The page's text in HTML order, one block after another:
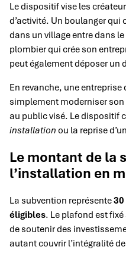
Le dispositif vise les
d’activité. Un boulanger qui
dans un village entre dans
plombier qui crée son
peut également déposer un
En revanche, une
simplement moderniser
au public visé. Le dispositif
installation ou la reprise
Le montant de la
l’installation en
La subvention représente30
éligibles. Le plafond est
de soutenir des
autant couvrir l’intégralité